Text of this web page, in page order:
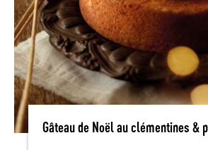
Gâteau de Noël au clémentines &